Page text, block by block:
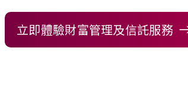
立即體驗財富管理及信託服務